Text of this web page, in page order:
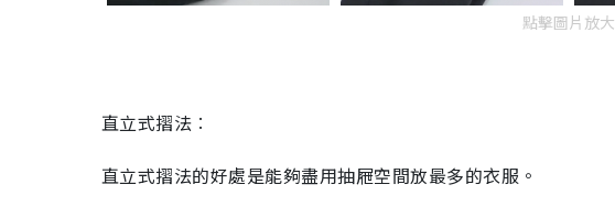
點擊圖片放大
直立式摺法︰
直立式摺法的好處是能夠盡用抽屜空間放最多的衣服。